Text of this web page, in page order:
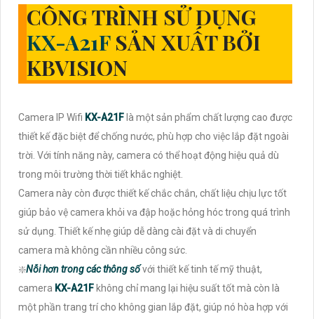
CÔNG TRÌNH SỬ DỤNG
KX-A21F SẢN XUẤT BỞI
KBVISION
Camera IP Wifi KX-A21Flà một sản phẩm chất lượng cao được
thiết kế đặc biệt để chống nước, phù hợp cho việc lắp đặt ngoài
trời. Với tính năng này, camera có thể hoạt động hiệu quả dù
trong môi trường thời tiết khắc nghiệt.
Camera này còn được thiết kế chắc chắn, chất liệu chịu lực tốt
giúp bảo vệ camera khỏi va đập hoặc hỏng hóc trong quá trình
sử dụng. Thiết kế nhẹ giúp dễ dàng cài đặt và di chuyển
camera mà không cần nhiều công sức.
❇️Nỗi hơn trong các thông sốvới thiết kế tinh tế mỹ thuật,
camera KX-A21Fkhông chỉ mang lại hiệu suất tốt mà còn là
một phần trang trí cho không gian lắp đặt, giúp nó hòa hợp với